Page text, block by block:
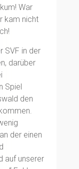
War
kam nicht
SVF in der
darüber
Spiel
den
der einen
auf unserer